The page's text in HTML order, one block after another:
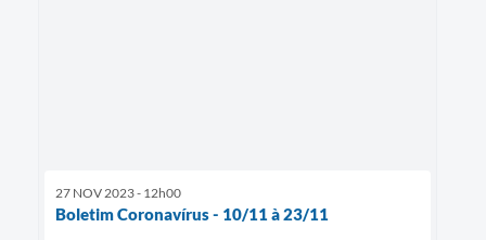
27 NOV 2023 - 12h00
Boletim Coronavírus - 10/11 à 23/11